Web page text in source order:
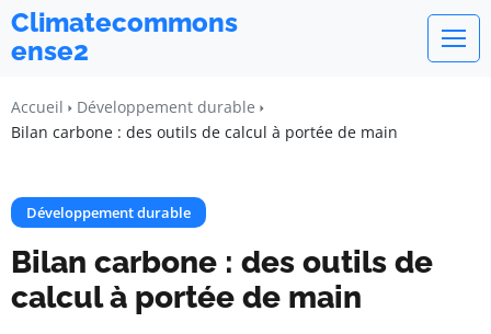
Climatecommons
ense2
Accueil
Développement durable
Bilan carbone : des outils de calcul à portée de main
Développement durable
Bilan carbone : des outils de
calcul à portée de main